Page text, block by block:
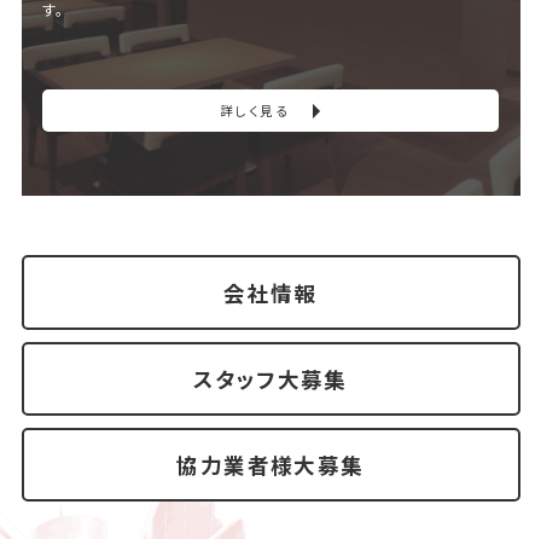
す。
詳しく見る
会社情報
スタッフ大募集
協力業者様大募集